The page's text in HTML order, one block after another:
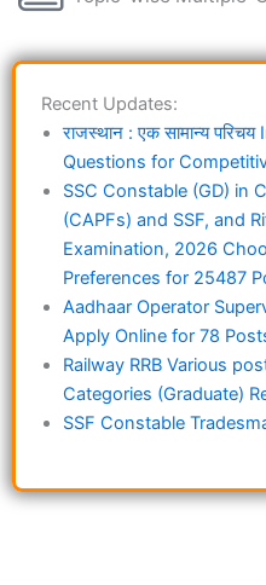
Recent Updates:
राजस्थान : एक सामान्य
Questions for
SSC Constable (GD) in
(CAPFs) and SSF, and
Examination, 2026
Preferences for 25487
Aadhaar Operator
Apply Online for 78
Railway RRB Various
Categories (Graduate)
SSF Constable